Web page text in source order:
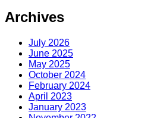
Archives
July 2026
June 2025
May 2025
October 2024
February 2024
April 2023
January 2023